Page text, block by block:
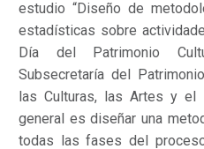
estudio “Diseño de
estadísticas sobre
Día del Patrimonio
Subsecretaría del
las Culturas, las Artes y el
general es diseñar una
todas las fases del